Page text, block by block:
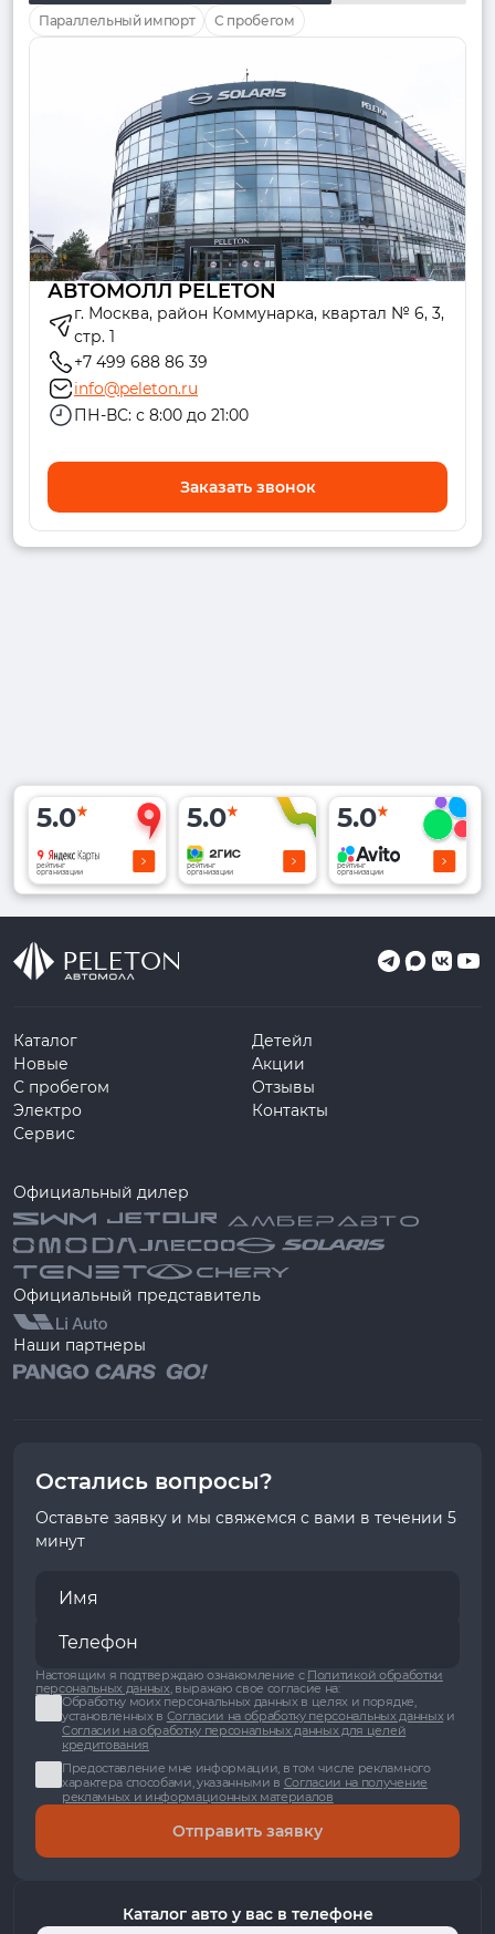
Параллельный импорт С пробегом
АВТОМОЛЛ PELETON
г. Москва, район Коммунарка, квартал № 6, 3,
стр. 1
+7 499 688 86 39
info@peleton.ru
ПН-ВС: с 8:00 до 21:00
Заказать звонок
5.0
рейтинг
организации
5.0
рейтинг
организации
5.0
рейтинг
организации
Каталог
Новые
С пробегом
Электро
Сервис
Детейл
Акции
Отзывы
Контакты
Официальный дилер
Официальный представитель
Наши партнеры
Остались вопросы?
Оставьте заявку и мы свяжемся с вами в течении 5
минут
Настоящим я подтверждаю ознакомление с Политикой обработки
персональных данных, выражаю свое согласие на:
Обработку моих персональных данных в целях и порядке,
установленных в Согласии на обработку персональных данныхи
Согласии на обработку персональных данных для целей
кредитования
Предоставление мне информации, в том числе рекламного
характера способами, указанными в Согласии на получение
рекламных и информационных материалов
Отправить заявку
Каталог авто у вас в телефоне